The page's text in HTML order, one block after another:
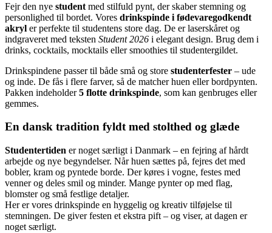
Fejr den nye student med stilfuld pynt, der skaber stemning og
personlighed til bordet. Vores drinkspinde i fødevaregodkendt
akryl er perfekte til studentens store dag. De er laserskåret og
indgraveret med teksten Student 2026 i elegant design. Brug dem i
drinks, cocktails, mocktails eller smoothies til studentergildet.
Drinkspindene passer til både små og store studenterfester – ude
og inde. De fås i flere farver, så de matcher huen eller bordpynten.
Pakken indeholder5 flotte drinkspinde, som kan genbruges eller
gemmes.
En dansk tradition fyldt med stolthed og glæde
Studentertiden er noget særligt i Danmark – en fejring af hårdt
arbejde og nye begyndelser. Når huen sættes på, fejres det med
bobler, kram og pyntede borde. Der køres i vogne, festes med
venner og deles smil og minder. Mange pynter op med flag,
blomster og små festlige detaljer.
Her er vores drinkspinde en hyggelig og kreativ tilføjelse til
stemningen. De giver festen et ekstra pift – og viser, at dagen er
noget særligt.